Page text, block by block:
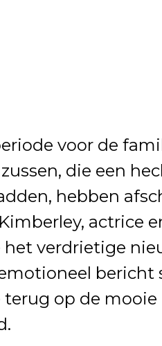
voor de
die een
hebben
actrice
het verdrietige
bericht
terug op de